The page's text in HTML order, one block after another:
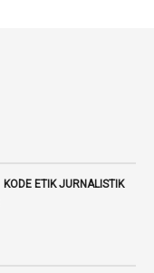
KODE ETIK JURNALISTIK